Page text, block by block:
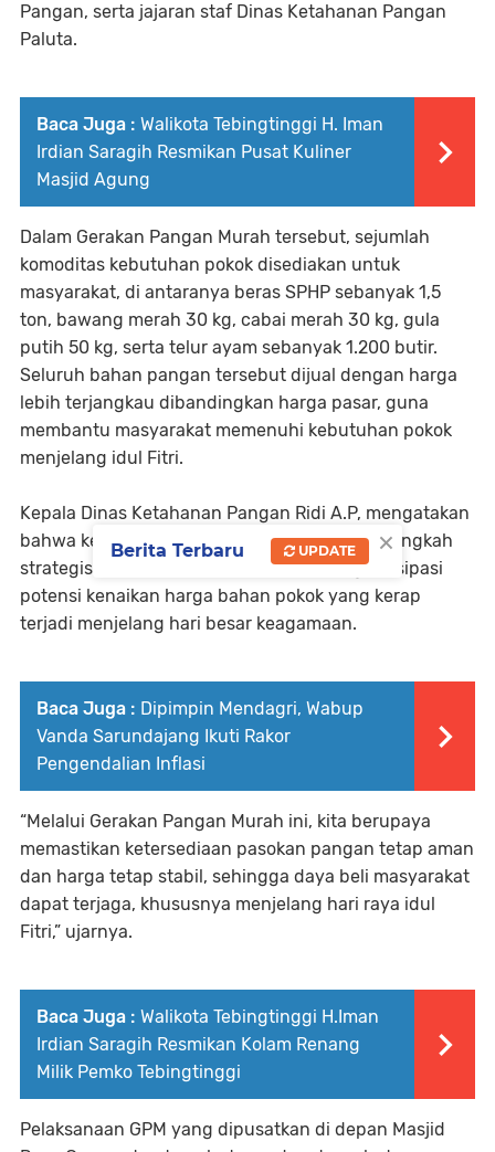
Pangan, serta jajaran staf Dinas Ketahanan Pangan
Paluta.
Baca Juga : Walikota Tebingtinggi H. Iman
Irdian Saragih Resmikan Pusat Kuliner
Masjid Agung
Dalam Gerakan Pangan Murah tersebut, sejumlah
komoditas kebutuhan pokok disediakan untuk
masyarakat, di antaranya beras SPHP sebanyak 1,5
ton, bawang merah 30 kg, cabai merah 30 kg, gula
putih 50 kg, serta telur ayam sebanyak 1.200 butir.
Seluruh bahan pangan tersebut dijual dengan harga
lebih terjangkau dibandingkan harga pasar, guna
membantu masyarakat memenuhi kebutuhan pokok
menjelang idul Fitri.
Kepala Dinas Ketahanan Pangan Ridi A.P, mengatakan
bahwa kegiatan GPM merupakan salah satu langkah
strategis pemerintah daerah dalam mengantisipasi
potensi kenaikan harga bahan pokok yang kerap
terjadi menjelang hari besar keagamaan.
Baca Juga : Dipimpin Mendagri, Wabup
Vanda Sarundajang Ikuti Rakor
Pengendalian Inflasi
“Melalui Gerakan Pangan Murah ini, kita berupaya
memastikan ketersediaan pasokan pangan tetap aman
dan harga tetap stabil, sehingga daya beli masyarakat
dapat terjaga, khususnya menjelang hari raya idul
Fitri,” ujarnya.
Baca Juga : Walikota Tebingtinggi H.Iman
Irdian Saragih Resmikan Kolam Renang
Milik Pemko Tebingtinggi
Pelaksanaan GPM yang dipusatkan di depan Masjid
×
Berita Terbaru UPDATE